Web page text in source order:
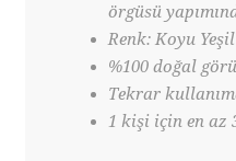
örgüsü
Renk: Koyu Yeşil
%100 doğal
Tekrar
1 kişi için en az